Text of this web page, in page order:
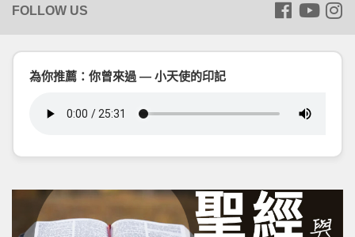
為你推薦：你曾來過 — 小天使的印記